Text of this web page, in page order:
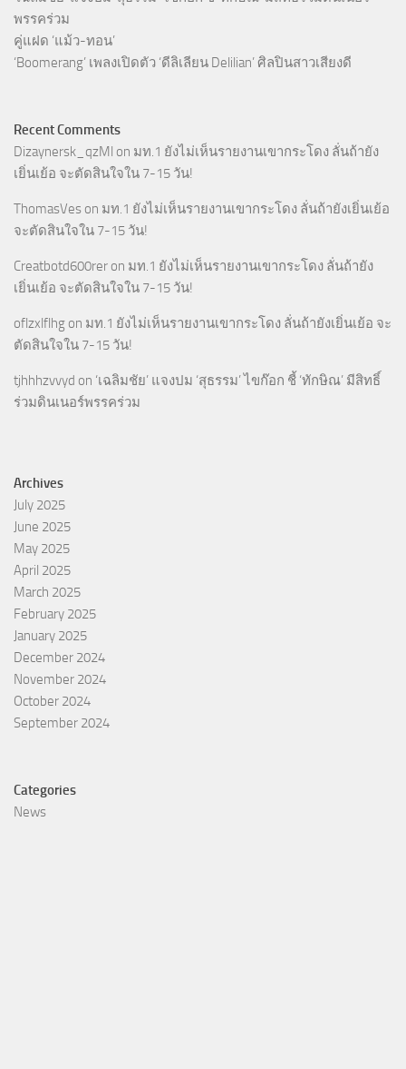
พรรคร่วม
คู่แฝด ‘แม้ว-ทอน’
‘Boomerang’ เพลงเปิดตัว ‘ดีลิเลียน Delilian’ ศิลปินสาวเสียงดี
Recent Comments
Dizaynersk_qzMl on มท.1 ยังไม่เห็นรายงานเขากระโดง ลั่นถ้ายัง
เยิ่นเย้อ จะตัดสินใจใน 7-15 วัน!
ThomasVes on มท.1 ยังไม่เห็นรายงานเขากระโดง ลั่นถ้ายังเยิ่นเย้อ
จะตัดสินใจใน 7-15 วัน!
Creatbotd600rer on มท.1 ยังไม่เห็นรายงานเขากระโดง ลั่นถ้ายัง
เยิ่นเย้อ จะตัดสินใจใน 7-15 วัน!
oflzxlflhg on มท.1 ยังไม่เห็นรายงานเขากระโดง ลั่นถ้ายังเยิ่นเย้อ จะ
ตัดสินใจใน 7-15 วัน!
tjhhhzvvyd on ‘เฉลิมชัย’ แจงปม ‘สุธรรม’ ไขก๊อก ชี้ ‘ทักษิณ’ มีสิทธิ์
ร่วมดินเนอร์พรรคร่วม
Archives
July 2025
June 2025
May 2025
April 2025
March 2025
February 2025
January 2025
December 2024
November 2024
October 2024
September 2024
Categories
News